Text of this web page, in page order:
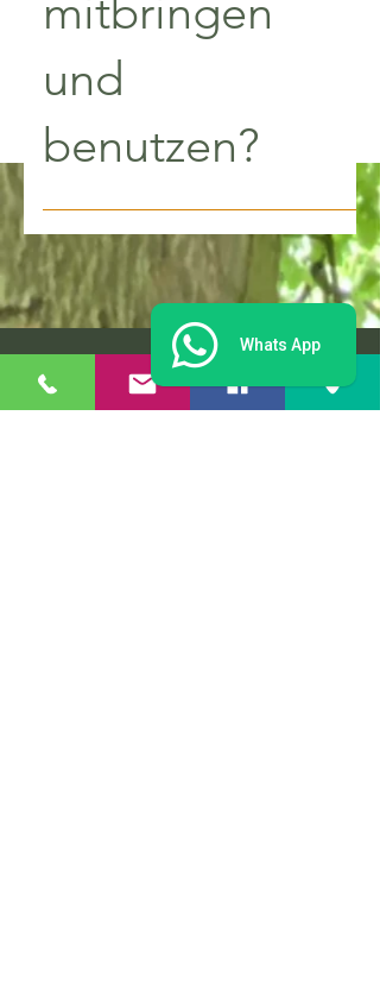
mitbringen
und
benutzen?
Wenn es ein Sport- oder
Arbeitskletterhelm ist sehr gerne,
Reit oder Fahrradhelme sind
ungeeignet.
Hochseilgarten
Whats App